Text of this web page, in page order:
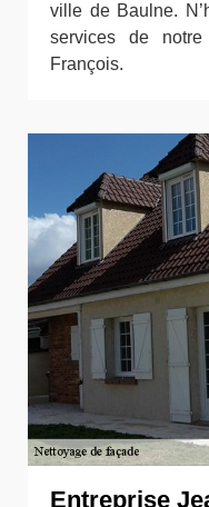
ville de Baulne.
services de notre
François.
Entreprise